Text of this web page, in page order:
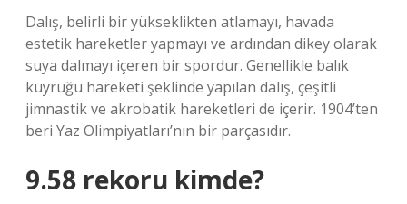
Dalış, belirli bir yükseklikten atlamayı, havada
estetik hareketler yapmayı ve ardından dikey olarak
suya dalmayı içeren bir spordur. Genellikle balık
kuyruğu hareketi şeklinde yapılan dalış, çeşitli
jimnastik ve akrobatik hareketleri de içerir. 1904’ten
beri Yaz Olimpiyatları’nın bir parçasıdır.
9.58 rekoru kimde?